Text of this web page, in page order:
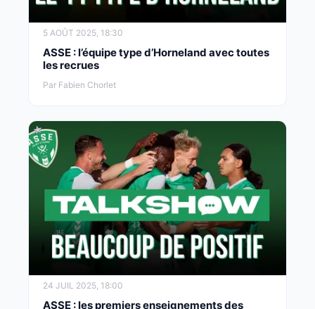
5 AOÛT 2025, 18:30
ASSE : l’équipe type d’Horneland avec toutes
les recrues
Par Fabien Chorlet
24 JUIL 2025, 18:00
ASSE : les premiers enseignements des